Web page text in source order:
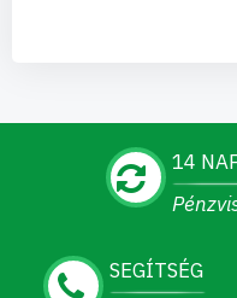
14
SEGÍTSÉG